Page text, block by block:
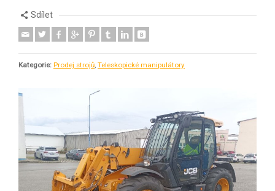
Sdílet
Kategorie: Prodej strojů, Teleskopické manipulátory